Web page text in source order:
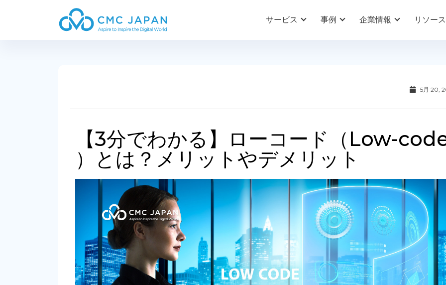
サービス 事例 企業情報 リソース
5月 20,
【3分でわかる】ローコード（Low-
）とは？メリットやデメリット